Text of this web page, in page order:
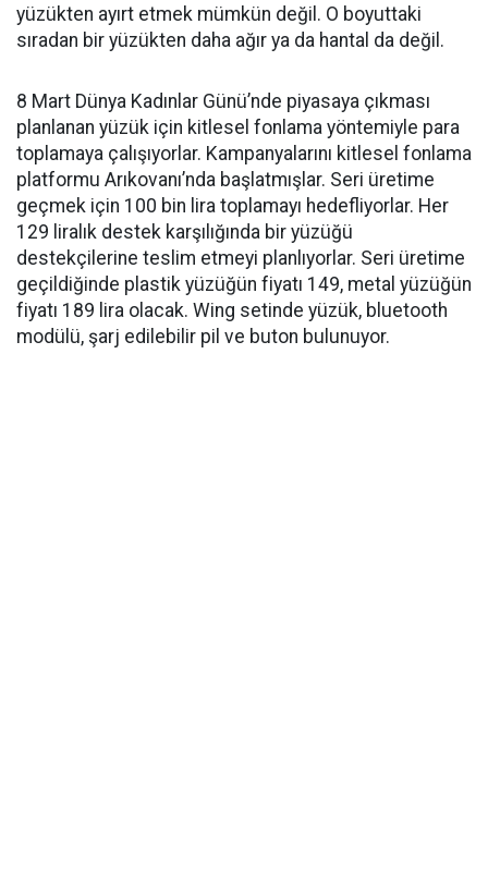
yüzükten ayırt etmek mümkün değil. O boyuttaki
sıradan bir yüzükten daha ağır ya da hantal da değil.
8 Mart Dünya Kadınlar Günü’nde piyasaya çıkması
planlanan yüzük için kitlesel fonlama yöntemiyle para
toplamaya çalışıyorlar. Kampanyalarını kitlesel fonlama
platformu Arıkovanı’nda başlatmışlar. Seri üretime
geçmek için 100 bin lira toplamayı hedefliyorlar. Her
129 liralık destek karşılığında bir yüzüğü
destekçilerine teslim etmeyi planlıyorlar. Seri üretime
geçildiğinde plastik yüzüğün fiyatı 149, metal yüzüğün
fiyatı 189 lira olacak. Wing setinde yüzük, bluetooth
modülü, şarj edilebilir pil ve buton bulunuyor.